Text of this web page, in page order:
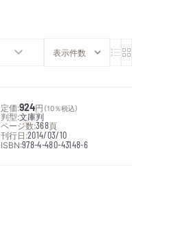
定価:924円 （10％税込）
判型:文庫判
ページ数:368頁
刊行日:2014/03/10
ISBN:978-4-480-43148-6